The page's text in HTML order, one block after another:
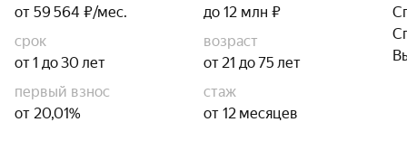
от 59 564 ₽/мес.
до 12 млн ₽
срок
от 1 до 30 лет
возраст
от 21 до 75 лет
первый взнос
от 20,01%
стаж
от 12 месяцев